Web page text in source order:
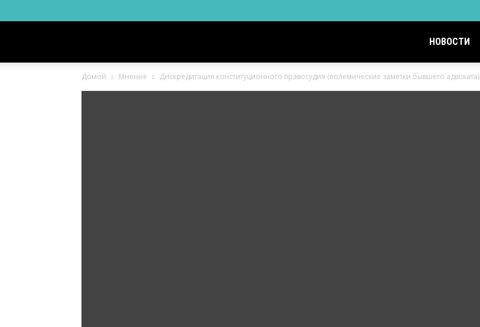
Ингушетии
НОВОСТИ
Домой Мнение Дискредитация конституционного правосудия (полемические заметки бывшего адвоката)